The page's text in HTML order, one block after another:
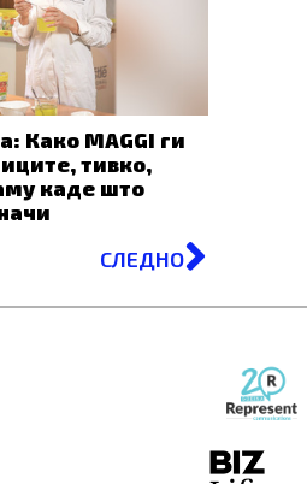
Како MAGGI ги
тивко,
каде што
СЛЕДНОNext